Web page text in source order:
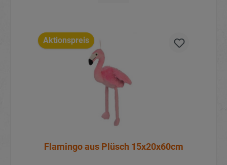
Aktionspreis
Flamingo aus Plüsch 15x20x60cm